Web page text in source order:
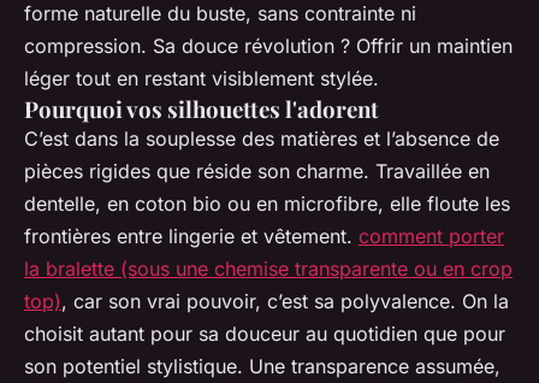
forme naturelle du buste, sans contrainte ni
compression. Sa douce révolution ? Offrir un maintien
léger tout en restant visiblement stylée.
Pourquoi vos silhouettes l'adorent
C’est dans la souplesse des matières et l’absence de
pièces rigides que réside son charme. Travaillée en
dentelle, en coton bio ou en microfibre, elle floute les
frontières entre lingerie et vêtement. comment porter
la bralette (sous une chemise transparente ou en crop
top), car son vrai pouvoir, c’est sa polyvalence. On la
choisit autant pour sa douceur au quotidien que pour
son potentiel stylistique. Une transparence assumée,